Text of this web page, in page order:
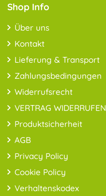
Shop Info
Über uns
Kontakt
Lieferung & Transport
Zahlungsbedingungen
Widerrufsrecht
VERTRAG WIDERRUFEN
Produktsicherheit
AGB
Privacy Policy
Cookie Policy
Verhaltenskodex